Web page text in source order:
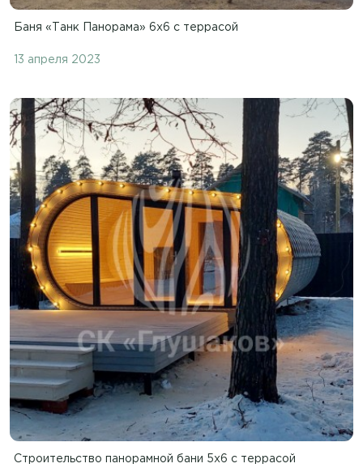
Баня «Танк Панорама» 6х6 с террасой
13 апреля 2023
Строительство панорамной бани 5х6 с террасой